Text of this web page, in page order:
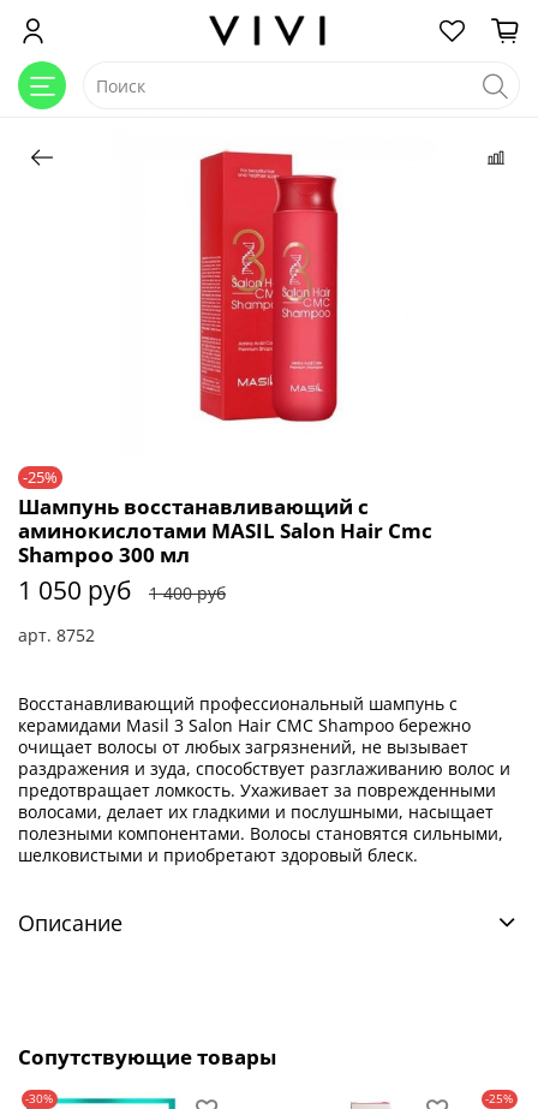
-25%
арт. 8752
Шампунь восстанавливающий с
аминокислотами MASIL Salon Hair Cmc
Shampoo 300 мл
1 050 руб 1 400 руб
Восстанавливающий профессиональный шампунь с
керамидами Masil 3 Salon Hair CMC Shampoo бережно
очищает волосы от любых загрязнений, не вызывает
раздражения и зуда, способствует разглаживанию волос и
предотвращает ломкость. Ухаживает за поврежденными
волосами, делает их гладкими и послушными, насыщает
полезными компонентами. Волосы становятся сильными,
шелковистыми и приобретают здоровый блеск.
Описание
Сопутствующие товары
-30% -25%